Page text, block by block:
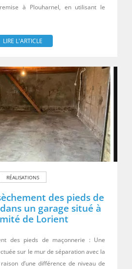
à Plouharnel, en utilisant le
LIRE L'ARTICLE
RÉALISATIONS
des pieds de
un garage situé à
de Lorient
des pieds de maçonnerie : Une
sur le mur de séparation avec la
d’une différence de niveau de